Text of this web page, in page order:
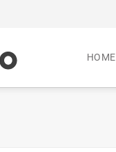
HOME